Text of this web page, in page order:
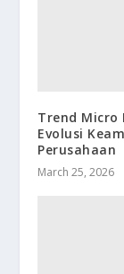
Trend Micro
Evolusi
Perusahaan
March 25, 2026